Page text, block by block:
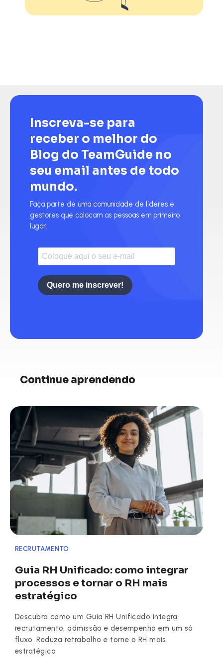
Inscreva-se para
receber o melhor do
Blog do TeamGuide no
seu email antes de todo
mundo.
Faça parte de uma comunidade de líderes e
gestores que colocam as pessoas em primeiro
lugar.
Quero me inscrever!
Continue aprendendo
RECRUTAMENTO
Guia RH Unificado: como integrar
processos e tornar o RH mais
estratégico
Descubra como um Guia RH Unificado integra
recrutamento, admissão e desempenho em um só
fluxo. Reduza retrabalho e torne o RH mais
estratégico